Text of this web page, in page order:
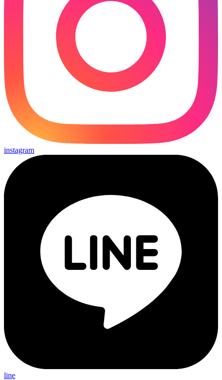
instagram
line